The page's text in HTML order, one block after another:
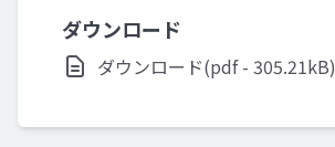
ダウンロード
ダウンロード(pdf - 305.21kB)